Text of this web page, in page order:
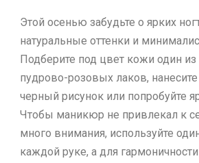
Этой осенью забудьте о ярких
натуральные оттенки и
Подберите под цвет кожи один
пудрово-розовых лаков,
черный рисунок или попробуйте
Чтобы маникюр не привлекал к
много внимания, используйте
каждой руке, а для